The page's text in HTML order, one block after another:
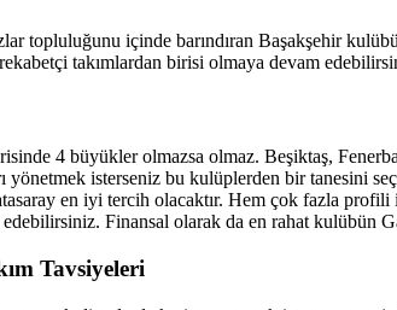
topluluğunu içinde barındıran Başakşehir
takımlardan birisi olmaya devam
4 büyükler olmazsa olmaz. Beşiktaş,
yönetmek isterseniz bu kulüplerden bir tanesini
en iyi tercih olacaktır. Hem çok fazla
Finansal olarak da en rahat kulübün
Tavsiyeleri